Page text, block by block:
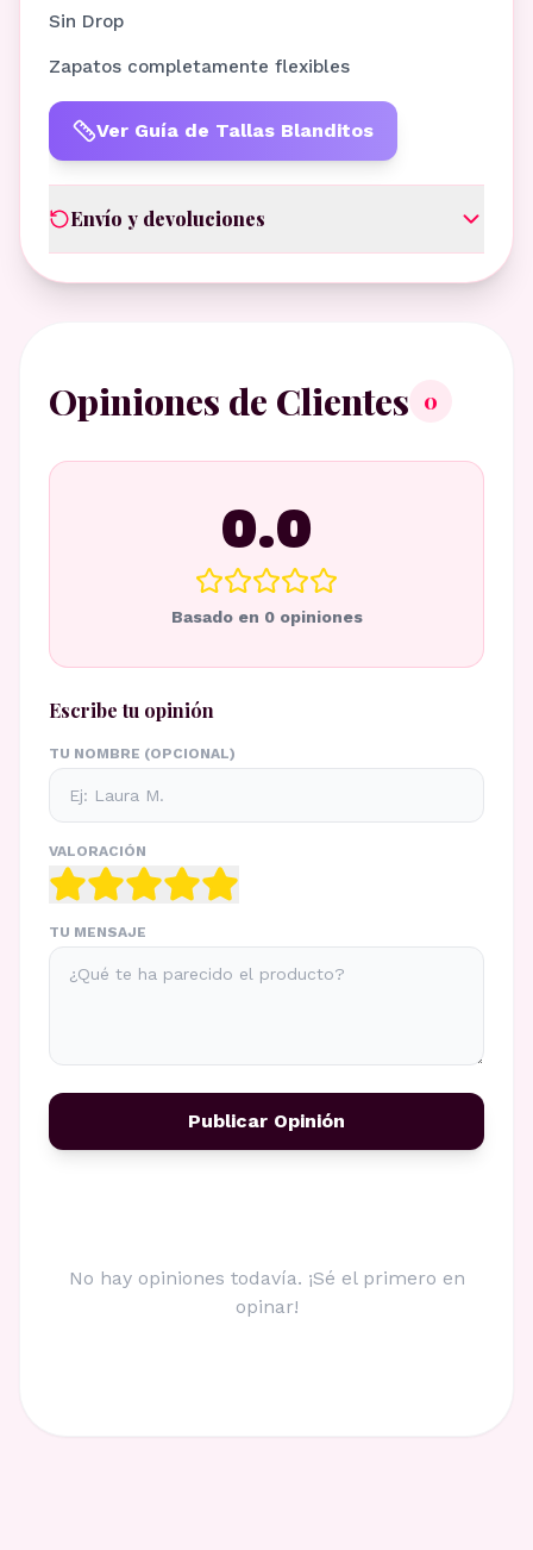
Sin Drop
Zapatos completamente flexibles
Ver Guía de Tallas Blanditos
Envío y devoluciones
Opiniones de Clientes 0
0.0
Basado en 0opiniones
Escribe tu opinión
TU NOMBRE (OPCIONAL)
VALORACIÓN
TU MENSAJE
Publicar Opinión
No hay opiniones todavía. ¡Sé el primero en
opinar!